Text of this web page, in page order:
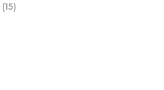
(15)